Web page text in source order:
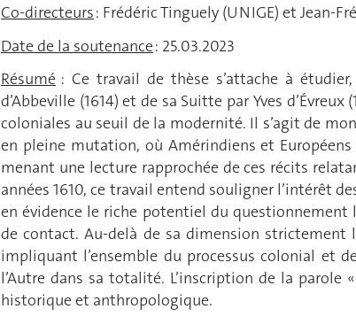
Co-directeurs: Frédéric Tinguely (UNIGE) et Jean-
Date de la soutenance: 25.03.2023
Résumé : Ce travail de thèse s’attache à
d’Abbeville (1614) et de sa Suitte par Yves
coloniales au seuil de la modernité. Il s’agit de
en pleine mutation, où Amérindiens et
menant une lecture rapprochée de ces récits
années 1610, ce travail entend souligner l’intérêt
en évidence le riche potentiel du
de contact. Au-delà de sa dimension
impliquant l’ensemble du processus colonial et
l’Autre dans sa totalité. L’inscription de la parole
historique et anthropologique.